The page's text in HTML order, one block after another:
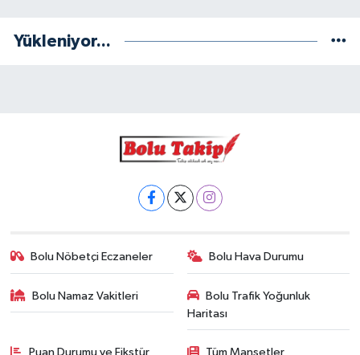
Yükleniyor...
Bolu Nöbetçi Eczaneler Bolu Hava Durumu
Bolu Namaz Vakitleri
Bolu Trafik Yoğunluk
Haritası
Puan Durumu ve Fikstür Tüm Manşetler